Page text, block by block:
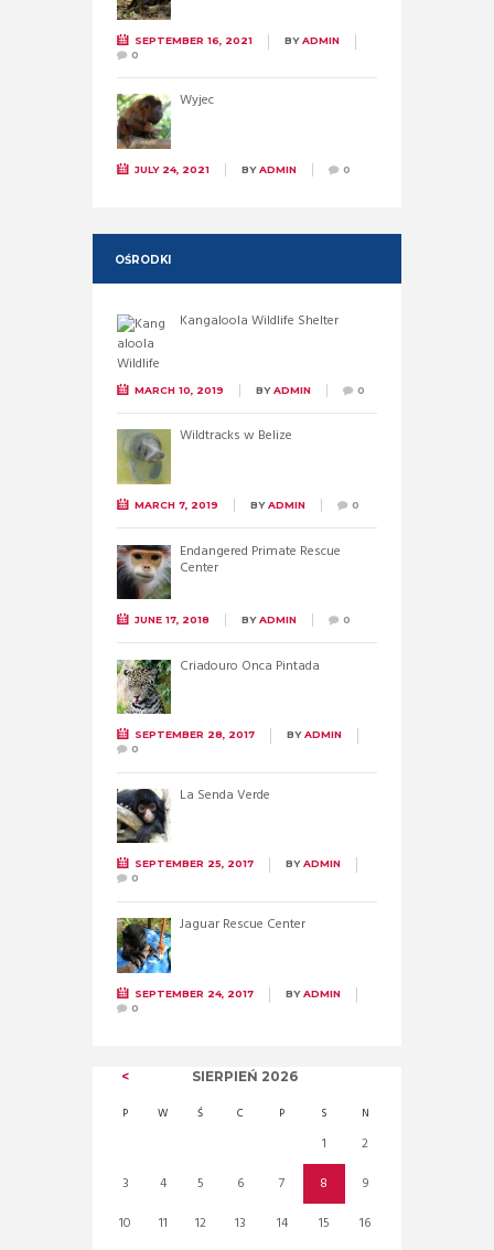
SEPTEMBER 16, 2021 BYADMIN
0
Wyjec
JULY 24, 2021 BYADMIN 0
OŚRODKI
Kangaloola Wildlife Shelter
MARCH 10, 2019 BYADMIN 0
Wildtracks w Belize
MARCH 7, 2019 BYADMIN 0
Endangered Primate Rescue
Center
JUNE 17, 2018 BYADMIN 0
Criadouro Onca Pintada
SEPTEMBER 28, 2017 BYADMIN
0
La Senda Verde
SEPTEMBER 25, 2017 BYADMIN
0
Jaguar Rescue Center
SEPTEMBER 24, 2017 BYADMIN
0
SIERPIEŃ 2026
P W Ś C P S N
1
2
3
4 5 6 7 8
9
10
11 12 13 14 15
16